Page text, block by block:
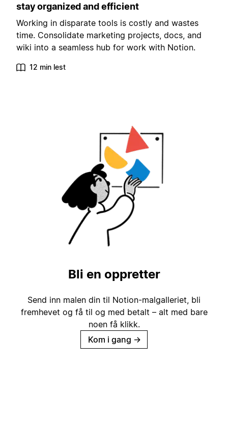
stay organized and efficient
Working in disparate tools is costly and wastes
time. Consolidate marketing projects, docs, and
wiki into a seamless hub for work with Notion.
12 min lest
Bli en oppretter
Send inn malen din til Notion-malgalleriet, bli
fremhevet og få til og med betalt – alt med bare
noen få klikk.
Kom i gang →